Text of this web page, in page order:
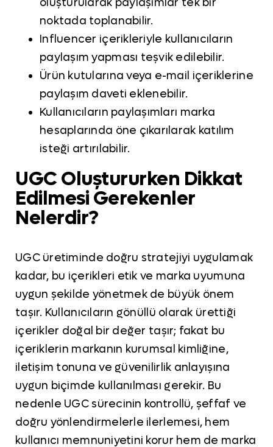
noktada toplanabilir.
Influencer içerikleriyle kullanıcıların
paylaşım yapması teşvik edilebilir.
Ürün kutularına veya e-mail içeriklerine
paylaşım daveti eklenebilir.
Kullanıcıların paylaşımları marka
hesaplarında öne çıkarılarak katılım
isteği artırılabilir.
UGC Oluştururken Dikkat
Edilmesi Gerekenler
Nelerdir?
UGC üretiminde doğru stratejiyi uygulamak
kadar, bu içerikleri etik ve marka uyumuna
uygun şekilde yönetmek de büyük önem
taşır. Kullanıcıların gönüllü olarak ürettiği
içerikler doğal bir değer taşır; fakat bu
içeriklerin markanın kurumsal kimliğine,
iletişim tonuna ve güvenilirlik anlayışına
uygun biçimde kullanılması gerekir. Bu
nedenle UGC sürecinin kontrollü, şeffaf ve
doğru yönlendirmelerle ilerlemesi, hem
kullanıcı memnuniyetini korur hem de marka